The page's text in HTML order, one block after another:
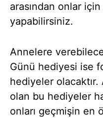
arasından onlar
yapabilirsiniz.
Annelere
Günü hediyesi ise
hediyeler olacaktır.
olan bu hediyeler
onları geçmişin en